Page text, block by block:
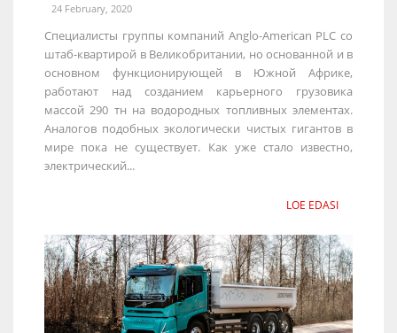
24 February, 2020
Специалисты группы компаний Anglo-American PLC со
штаб-квартирой в Великобритании, но основанной и в
основном функционирующей в Южной Африке,
работают над созданием карьерного грузовика
массой 290 тн на водородных топливных элементах.
Аналогов подобных экологически чистых гигантов в
мире пока не существует. Как уже стало известно,
электрический...
LOE EDASI